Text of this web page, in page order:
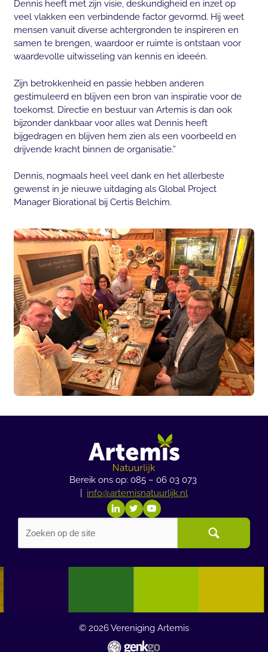
Dennis heeft met zijn visie, deskundigheid en inzet op
veel vlakken een verbindende factor gevormd. Hij weet
mensen vanuit diverse achtergronden te inspireren en
samen te brengen, waardoor er ruimte is ontstaan voor
waardevolle uitwisseling van kennis en ideeën.
Zijn betrokkenheid en passie hebben anderen
gestimuleerd en blijven een bron van inspiratie voor de
toekomst. Directie en bestuur van Artemis is dan ook
bijzonder dankbaar voor alles wat Dennis heeft
bijgedragen en blijven hem zien als een voorbeeld en
drijvende kracht binnen de organisatie.”
Dennis, nogmaals heel veel dank en het allerbeste
gewenst in je nieuwe uitdaging als Global Project
Manager Biorational bij Certis Belchim.
Bereik ons op: 085 – 06 03 073
info@artemisnatuurlijk.nl
© 2026Vereniging Artemis